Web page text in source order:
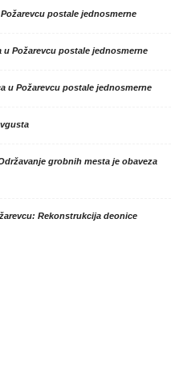
postale jednosmerne
Požarevcu postale jednosmerne
u Požarevcu postale jednosmerne
grobnih mesta je obaveza
Rekonstrukcija deonice